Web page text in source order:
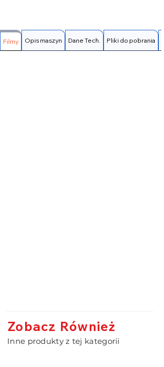
Filmy Opis maszyn Dane Tech. Pliki do pobrania
Zobacz Również
Inne produkty z tej kategorii